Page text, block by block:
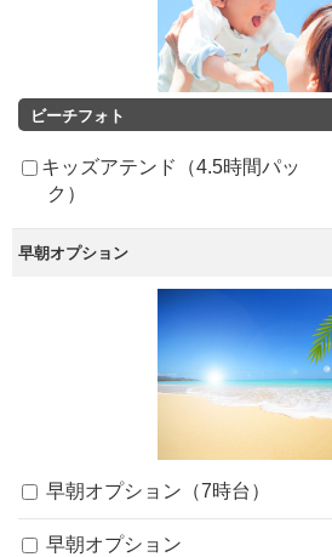
ビーチフォト
キッズアテンド（4.5時間パッ
ク）
早朝オプション
早朝オプション（7時台）
早朝オプション